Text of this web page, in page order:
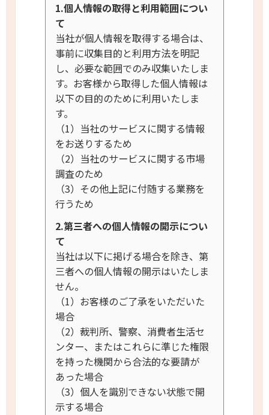
1.個人情報の取得と利用範囲につい
て
当社が個人情報を取得する場合は、
事前に収集目的と利用方法を明記
し、必要な範囲でのみ収集いたしま
す。お客様から取得した個人情報は
以下の目的のために利用いたしま
す。
（1）当社のサービスに関する情報
をお送りするため
（2）当社のサービスに関する市場
調査のため
（3）その他上記に付随する業務を
行うため
2.第三者への個人情報の開示につい
て
当社は以下に掲げる場合を除き、第
三者への個人情報の開示はいたしま
せん。
（1）お客様のご了承をいただいた
場合
（2）裁判所、警察、消費者生活セ
ンター、またはこれらに準じた権限
を持った機関から合法的な要請が
あった場合
（3）個人を識別できない状態で開
示する場合